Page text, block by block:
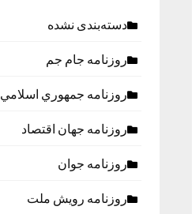
دسته‌بندی نشده
روزنامه جام جم
روزنامه جمهوري اسلامي
روزنامه جهان اقتصاد
روزنامه جوان
روزنامه رویش ملت